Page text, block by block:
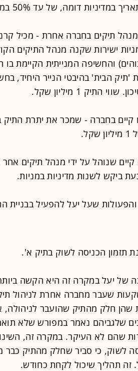
במדיניות דומה, של עד 50% במניות.
תיקים בחברה אחרת - מכיל
ישירות שקנה מנהל התיקים
'תיק הבית' בהיבטי הנייר היחיד,
התיק 1 מיליון שקל.
קיים בחברה - שמכר את יתרת
שנוהל על ידי מנהל תיקים
שעל יעל להפעיל בבניית
תזמון הכניסה לשוק בתיק א'.
של יעל במקרה זה היא הקשה
שעבר מחברה אחרת לניהול
שהן חלק מהתיק שהועבר
שלגביהם נאמר במפורש שלא
שהם לא העיקר. במקרה זה,
לשוק, כי סביר שחלק מהתיק
זה תהליך שיכול לקחת כחודש.